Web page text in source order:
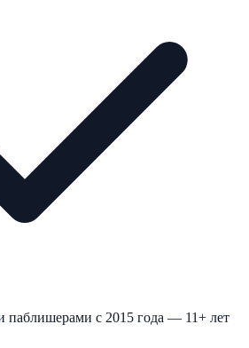
паблишерами с 2015 года — 11+ лет